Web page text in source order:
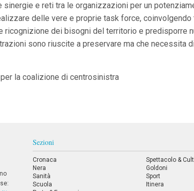
e reti tra le organizzazioni per un
delle vere e proprie task force,
ricognizione dei bisogni del territorio e predisporre
sono riuscite a preservare ma che necessita
la coalizione di centrosinistra
Sezioni
Cronaca
Nera
Sanità
Scuola
Spettacolo &
Goldoni
Sport
Itinera